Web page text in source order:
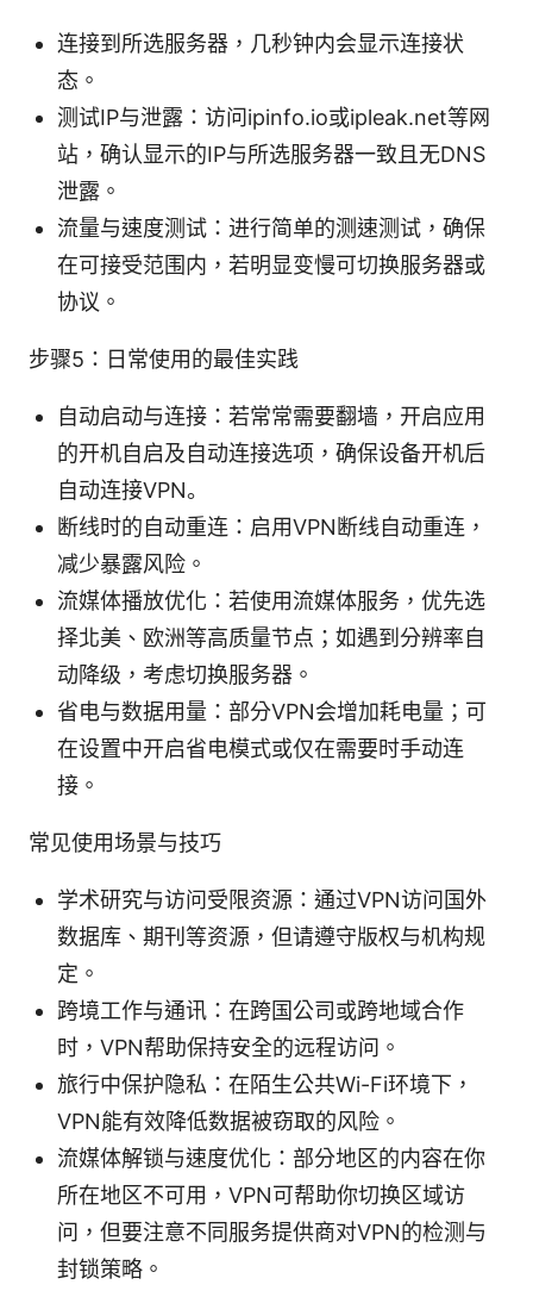
连接到所选服务器，几秒钟内会显示连接状
态。
测试IP与泄露：访问ipinfo.io或ipleak.net等网
站，确认显示的IP与所选服务器一致且无DNS
泄露。
流量与速度测试：进行简单的测速测试，确保
在可接受范围内，若明显变慢可切换服务器或
协议。
步骤5：日常使用的最佳实践
自动启动与连接：若常常需要翻墙，开启应用
的开机自启及自动连接选项，确保设备开机后
自动连接VPN。
断线时的自动重连：启用VPN断线自动重连，
减少暴露风险。
流媒体播放优化：若使用流媒体服务，优先选
择北美、欧洲等高质量节点；如遇到分辨率自
动降级，考虑切换服务器。
省电与数据用量：部分VPN会增加耗电量；可
在设置中开启省电模式或仅在需要时手动连
接。
常见使用场景与技巧
学术研究与访问受限资源：通过VPN访问国外
数据库、期刊等资源，但请遵守版权与机构规
定。
跨境工作与通讯：在跨国公司或跨地域合作
时，VPN帮助保持安全的远程访问。
旅行中保护隐私：在陌生公共Wi-Fi环境下，
VPN能有效降低数据被窃取的风险。
流媒体解锁与速度优化：部分地区的内容在你
所在地区不可用，VPN可帮助你切换区域访
问，但要注意不同服务提供商对VPN的检测与
封锁策略。